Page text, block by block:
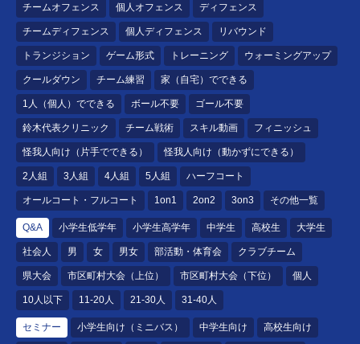
チームオフェンス 個人オフェンス ディフェンス
チームディフェンス 個人ディフェンス リバウンド
トランジション ゲーム形式 トレーニング ウォーミングアップ
クールダウン チーム練習 家（自宅）でできる
1人（個人）でできる ボール不要 ゴール不要
鈴木代表クリニック チーム戦術 スキル動画 フィニッシュ
怪我人向け（片手でできる） 怪我人向け（動かずにできる）
2人組 3人組 4人組 5人組 ハーフコート
オールコート・フルコート 1on1 2on2 3on3 その他一覧
Q&A 小学生低学年 小学生高学年 中学生 高校生 大学生
社会人 男 女 男女 部活動・体育会 クラブチーム
県大会 市区町村大会（上位） 市区町村大会（下位） 個人
10人以下 11-20人 21-30人 31-40人
セミナー 小学生向け（ミニバス） 中学生向け 高校生向け